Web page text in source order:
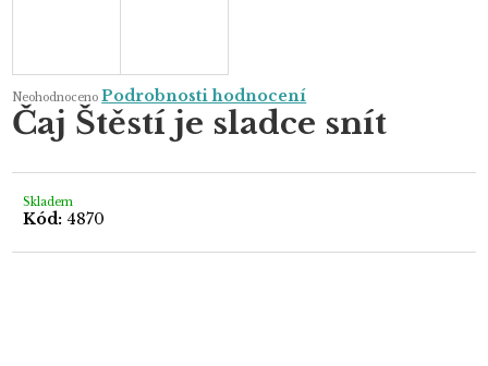
Průměrné
hodnocení
produktu
je
5
Neohodnoceno Podrobnosti hodnocení
Čaj Štěstí je sladce snít
Skladem
Kód: 4870